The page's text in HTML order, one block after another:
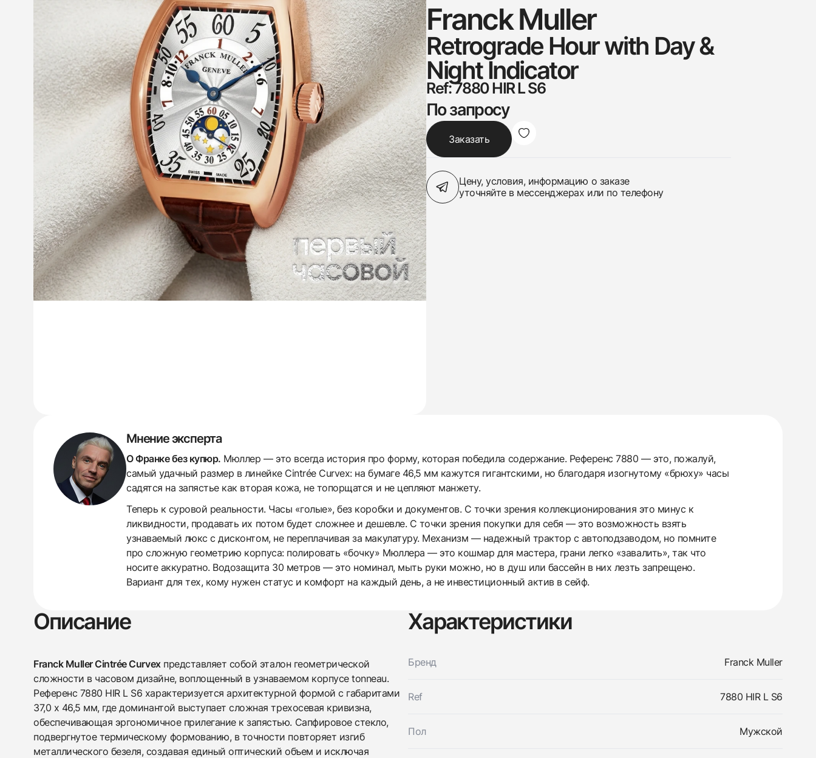
438
285
145
142
205
204
195
150
6
Franck Muller
Retrograde Hour with Day &
Night Indicator
Ref: 7880 HIR L S6
По запросу
Заказать
Цену, условия, информацию о заказе
уточняйте в мессенджерах или по телефону
Мнение эксперта
О Франке без купюр. Мюллер — это всегда история про форму, которая победила содержание. Референс 7880 — это, пожалуй,
самый удачный размер в линейке Cintrée Curvex: на бумаге 46,5 мм кажутся гигантскими, но благодаря изогнутому «брюху» часы
садятся на запястье как вторая кожа, не топорщатся и не цепляют манжету.
Теперь к суровой реальности. Часы «голые», без коробки и документов. С точки зрения коллекционирования это минус к
ликвидности, продавать их потом будет сложнее и дешевле. С точки зрения покупки для себя — это возможность взять
узнаваемый люкс с дисконтом, не переплачивая за макулатуру. Механизм — надежный трактор с автоподзаводом, но помните
про сложную геометрию корпуса: полировать «бочку» Мюллера — это кошмар для мастера, грани легко «завалить», так что
носите аккуратно. Водозащита 30 метров — это номинал, мыть руки можно, но в душ или бассейн в них лезть запрещено.
Вариант для тех, кому нужен статус и комфорт на каждый день, а не инвестиционный актив в сейф.
Описание
Franck Muller Cintrée Curvexпредставляет собой эталон геометрической
сложности в часовом дизайне, воплощенный в узнаваемом корпусе tonneau.
Референс 7880 HIR L S6 характеризуется архитектурной формой с габаритами
37,0 x 46,5 мм, где доминантой выступает сложная трехосевая кривизна,
обеспечивающая эргономичное прилегание к запястью. Сапфировое стекло,
подвергнутое термическому формованию, в точности повторяет изгиб
металлического безеля, создавая единый оптический объем и исключая
Характеристики
Бренд Franck Muller
Ref 7880 HIR L S6
Пол Мужской
Заказать эти часы
Оставьте ваши контактные данные и мы свяжемся с
вами
Franck Muller
Retrograde Hour with Day & Night Indicator
Хорошее
$18,550
Оставьте ваши контактные данные и мы свяжемся с
вами
Franck Muller
Retrograde Hour with Day & Night Indicator
$18,550